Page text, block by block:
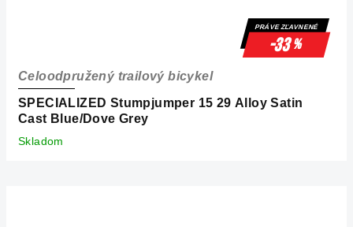
PRÁVE ZĽAVNENÉ
-33%
SPECIALIZED Stumpjumper 15 29 Alloy Satin
Cast Blue/Dove Grey
Celoodpružený trailový bicykel
Skladom